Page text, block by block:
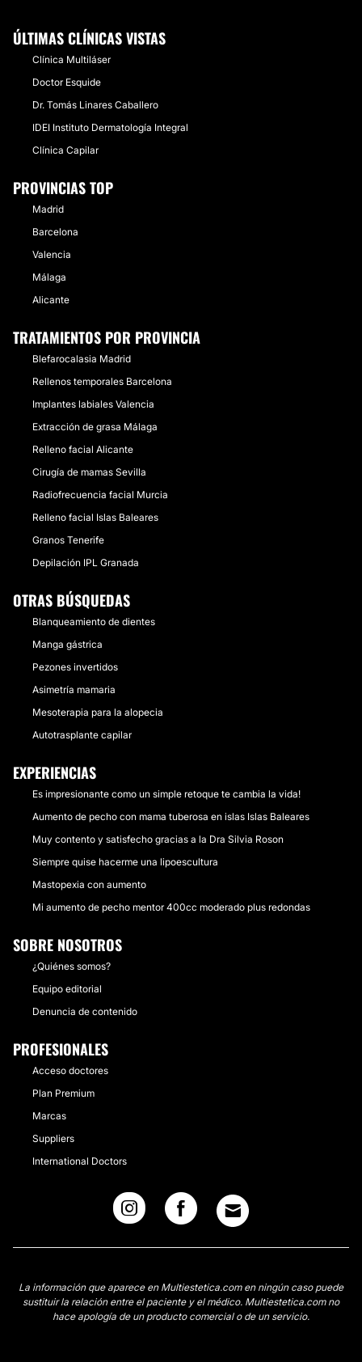
ÚLTIMAS CLÍNICAS VISTAS
Clínica Multiláser
Doctor Esquide
Dr. Tomás Linares Caballero
IDEI Instituto Dermatología Integral
Clínica Capilar
PROVINCIAS TOP
Madrid
Barcelona
Valencia
Málaga
Alicante
TRATAMIENTOS POR PROVINCIA
Blefarocalasia Madrid
Rellenos temporales Barcelona
Implantes labiales Valencia
Extracción de grasa Málaga
Relleno facial Alicante
Cirugía de mamas Sevilla
Radiofrecuencia facial Murcia
Relleno facial Islas Baleares
Granos Tenerife
Depilación IPL Granada
OTRAS BÚSQUEDAS
Blanqueamiento de dientes
Manga gástrica
Pezones invertidos
Asimetría mamaria
Mesoterapia para la alopecia
Autotrasplante capilar
EXPERIENCIAS
Es impresionante como un simple retoque te cambia la vida!
Aumento de pecho con mama tuberosa en islas Islas Baleares
Muy contento y satisfecho gracias a la Dra Silvia Roson
Siempre quise hacerme una lipoescultura
Mastopexia con aumento
Mi aumento de pecho mentor 400cc moderado plus redondas
SOBRE NOSOTROS
¿Quiénes somos?
Equipo editorial
Denuncia de contenido
PROFESIONALES
Acceso doctores
Plan Premium
Marcas
Suppliers
International Doctors
La información que aparece en Multiestetica.com en ningún caso puede
sustituir la relación entre el paciente y el médico. Multiestetica.com no
hace apología de un producto comercial o de un servicio.